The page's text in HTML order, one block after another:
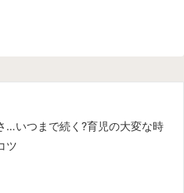
…いつまで続く?育児の大変な時
ツ